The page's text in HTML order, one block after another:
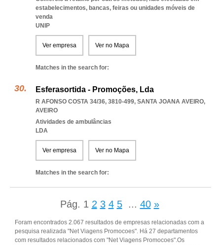
estabelecimentos, bancas, feiras ou unidades móveis de
venda
UNIP
Ver empresa Ver no Mapa
Matches in the search for:
Esferasortida - Promoções, Lda
R AFONSO COSTA 34/36, 3810-499, SANTA JOANA AVEIRO,
AVEIRO
Atividades de ambulâncias
LDA
Ver empresa Ver no Mapa
Matches in the search for:
Pág. 1 2 3 4 5 ... 40 »
Foram encontrados 2.067 resultados de empresas relacionadas com a
pesquisa realizada "Net Viagens Promocoes". Há 27 departamentos
com resultados relacionados com "Net Viagens Promocoes".Os